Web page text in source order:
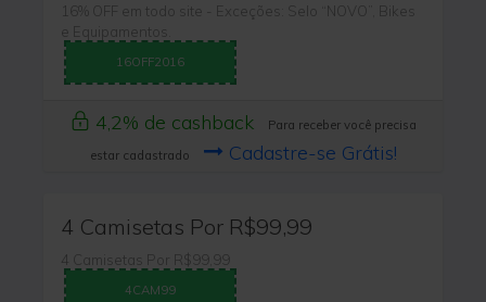
16% OFF em todo site - Exceções: Selo “NOVO”, Bikes
e Equipamentos.
16OFF2016
4,2% de cashback
Para receber você precisa
estar cadastrado
Cadastre-se Grátis!
4 Camisetas Por R$99,99
4 Camisetas Por R$99,99
4CAM99